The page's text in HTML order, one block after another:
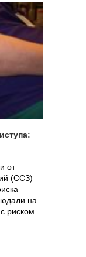
от
(ССЗ)
на
риском